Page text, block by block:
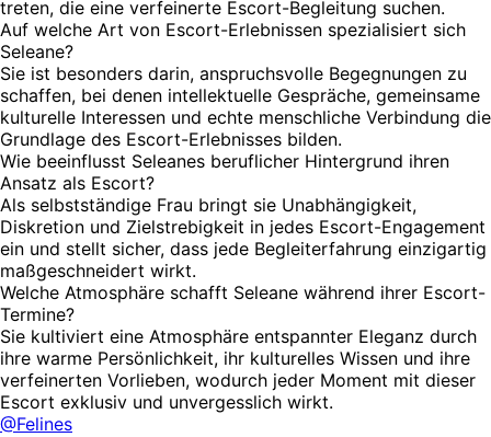
treten, die eine verfeinerte Escort-Begleitung suchen.
Auf welche Art von Escort-Erlebnissen spezialisiert sich
Seleane?
Sie ist besonders darin, anspruchsvolle Begegnungen zu
schaffen, bei denen intellektuelle Gespräche, gemeinsame
kulturelle Interessen und echte menschliche Verbindung die
Grundlage des Escort-Erlebnisses bilden.
Wie beeinflusst Seleanes beruflicher Hintergrund ihren
Ansatz als Escort?
Als selbstständige Frau bringt sie Unabhängigkeit,
Diskretion und Zielstrebigkeit in jedes Escort-Engagement
ein und stellt sicher, dass jede Begleiterfahrung einzigartig
maßgeschneidert wirkt.
Welche Atmosphäre schafft Seleane während ihrer Escort-
Termine?
Sie kultiviert eine Atmosphäre entspannter Eleganz durch
ihre warme Persönlichkeit, ihr kulturelles Wissen und ihre
verfeinerten Vorlieben, wodurch jeder Moment mit dieser
Escort exklusiv und unvergesslich wirkt.
@Felines